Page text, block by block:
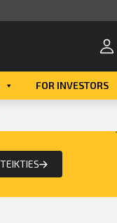
FOR INVESTORS